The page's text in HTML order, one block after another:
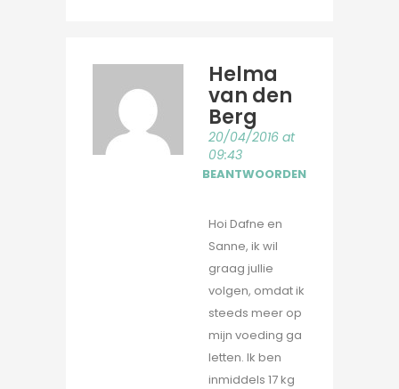
Helma
van den
Berg
20/04/2016 at
09:43
BEANTWOORDEN
Hoi Dafne en
Sanne, ik wil
graag jullie
volgen, omdat ik
steeds meer op
mijn voeding ga
letten. Ik ben
inmiddels 17 kg